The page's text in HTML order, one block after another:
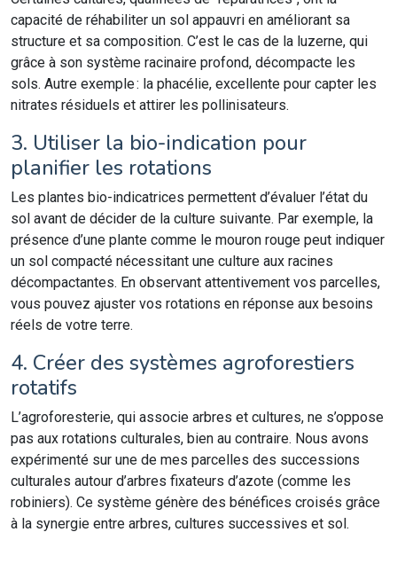
capacité de réhabiliter un sol appauvri en améliorant sa
structure et sa composition. C’est le cas de la luzerne, qui
grâce à son système racinaire profond, décompacte les
sols. Autre exemple : la phacélie, excellente pour capter les
nitrates résiduels et attirer les pollinisateurs.
3. Utiliser la bio-indication pour
planifier les rotations
Les plantes bio-indicatrices permettent d’évaluer l’état du
sol avant de décider de la culture suivante. Par exemple, la
présence d’une plante comme le mouron rouge peut indiquer
un sol compacté nécessitant une culture aux racines
décompactantes. En observant attentivement vos parcelles,
vous pouvez ajuster vos rotations en réponse aux besoins
réels de votre terre.
4. Créer des systèmes agroforestiers
rotatifs
L’agroforesterie, qui associe arbres et cultures, ne s’oppose
pas aux rotations culturales, bien au contraire. Nous avons
expérimenté sur une de mes parcelles des successions
culturales autour d’arbres fixateurs d’azote (comme les
robiniers). Ce système génère des bénéfices croisés grâce
à la synergie entre arbres, cultures successives et sol.